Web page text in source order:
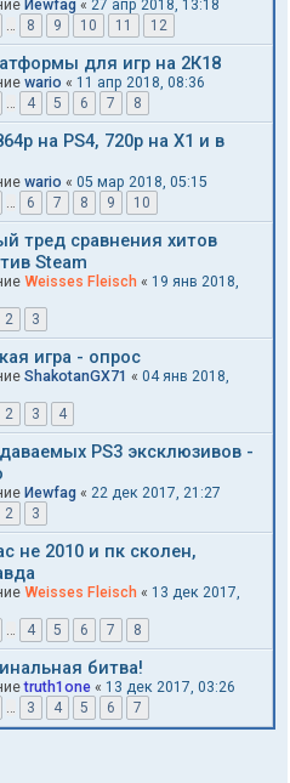
Иewfag « 27 апр 2018, 13:18
… 8 9 10 11 12
для игр на 2К18
wario « 11 апр 2018, 08:36
… 4 5 6 7 8
на PS4, 720p на Х1 и в
wario « 05 мар 2018, 05:15
… 6 7 8 9 10
тред сравнения хитов
Steam
Weisses Fleisch « 19 янв 2018,
2 3
игра - опрос
ShakotanGX71 « 04 янв 2018,
2 3 4
PS3 эксклюзивов -
Иewfag « 22 дек 2017, 21:27
2 3
не 2010 и пк сколен,
Weisses Fleisch « 13 дек 2017,
… 4 5 6 7 8
битва!
truth1one « 13 дек 2017, 03:26
… 3 4 5 6 7